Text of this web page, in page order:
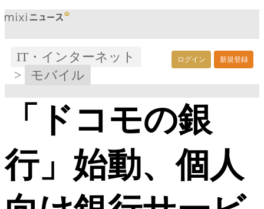
ログイン 新規登録
IT・インターネット
>
モバイル
「ドコモの銀
行」始動、個人